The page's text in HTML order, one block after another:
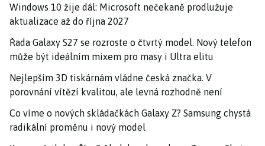
Windows 10 žije dál: Microsoft nečekaně prodlužuje
aktualizace až do října 2027
Řada Galaxy S27 se rozroste o čtvrtý model. Nový telefon
může být ideálním mixem pro masy i Ultra elitu
Nejlepším 3D tiskárnám vládne česká značka. V
porovnání vítězí kvalitou, ale levná rozhodně není
Co víme o nových skládačkách Galaxy Z? Samsung chystá
radikální proměnu i nový model